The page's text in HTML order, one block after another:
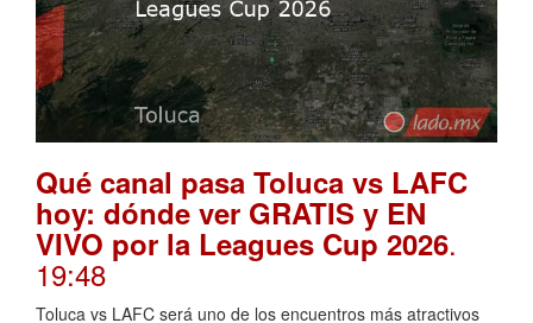
Qué canal pasa Toluca vs LAFC
hoy: dónde ver GRATIS y EN
VIVO por la Leagues Cup 2026.
19:48
Toluca vs LAFC será uno de los encuentros más atractivos